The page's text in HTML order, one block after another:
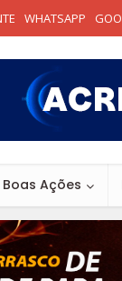
WHATSAPP
Boas Ações